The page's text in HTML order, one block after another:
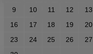
9
10 11 12 13
16
17 18 19 20
23
24 25 26 27